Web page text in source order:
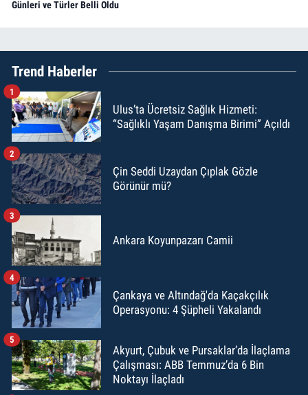
Günleri ve Türler Belli Oldu
Trend Haberler
Ulus’ta Ücretsiz Sağlık Hizmeti:
“Sağlıklı Yaşam Danışma Birimi” Açıldı
1
Çin Seddi Uzaydan Çıplak Gözle
Görünür mü?
2
Ankara Koyunpazarı Camii
3
Çankaya ve Altındağ'da Kaçakçılık
Operasyonu: 4 Şüpheli Yakalandı
4
Akyurt, Çubuk ve Pursaklar’da İlaçlama
Çalışması: ABB Temmuz’da 6 Bin
Noktayı İlaçladı
5